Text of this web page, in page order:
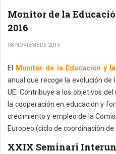
Monitor de la
2016
08 NOVIEMBRE 2016
El Monitor de la Educación y
anual que recoge la evolución de
UE. Contribuye a los objetivos
la cooperación en educación y
crecimiento y empleo de la
Europeo (ciclo de coordinación
XXIX Seminari